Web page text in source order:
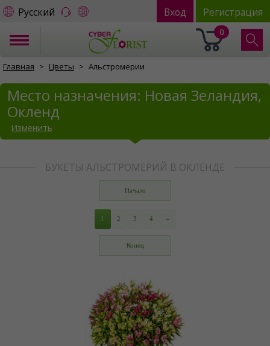
Русский Вход Регистрация
0
Главная Цветы Альстромерии
Место назначения: Новая Зеландия,
Окленд
Изменить
БУКЕТЫ АЛЬСТРОМЕРИЙ В ОКЛЕНДЕ
Начало
1 2 3 4 »
Конец